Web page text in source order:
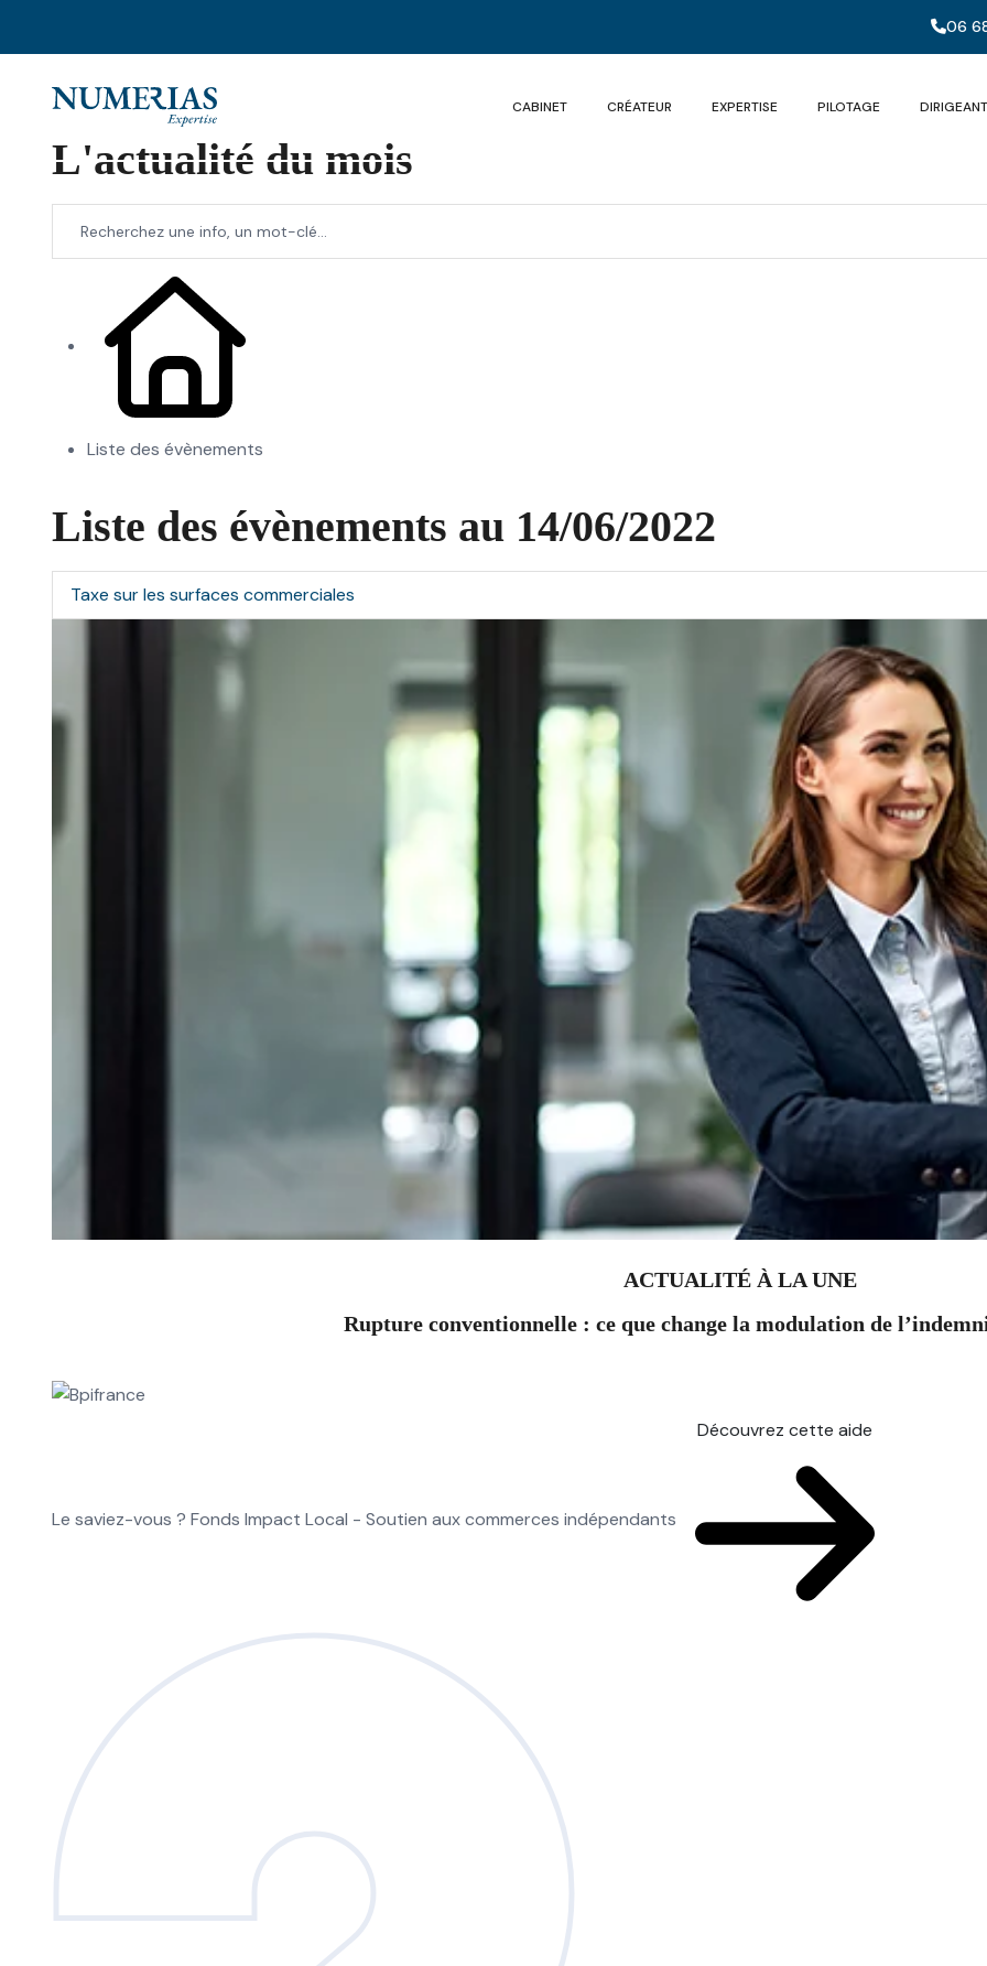
06
CABINET CRÉATEUR EXPERTISE PILOTAGE DIRIGEANT
L'actualité du mois
Liste des évènements
Liste des évènements au 14/06/2022
Taxe sur les surfaces commerciales
ACTUALITÉ À LA UNE
Rupture conventionnelle : ce que change la modulation de
Le saviez-vous ? Fonds Impact Local - Soutien aux commerces indépendants
Découvrez cette aide